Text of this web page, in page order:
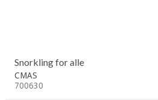
Snorkling for alle
CMAS
700630